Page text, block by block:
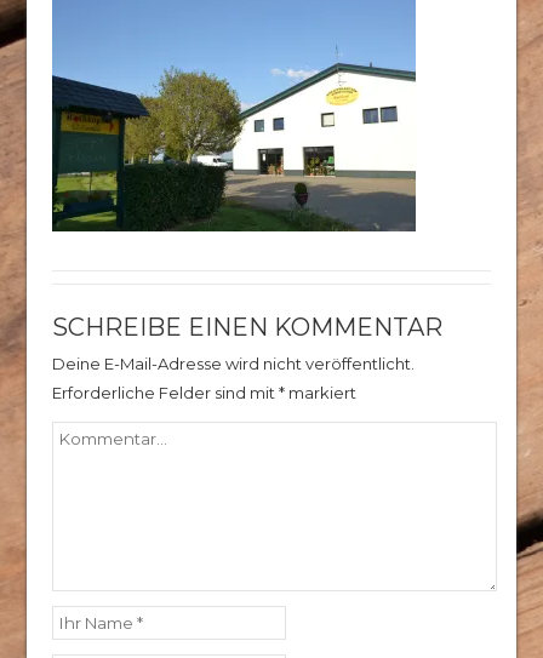
SCHREIBE EINEN KOMMENTAR
Deine E-Mail-Adresse wird nicht veröffentlicht.
Erforderliche Felder sind mit *markiert